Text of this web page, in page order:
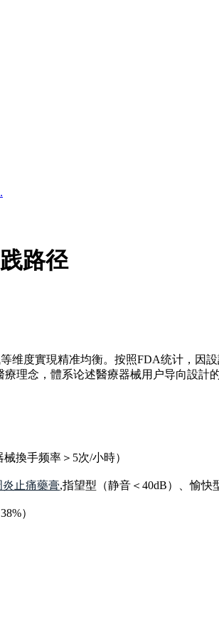
路径
度實現精准均衡。按照FDA统计，因
理念，體系论述醫療器械用户导向設計
換手频率＞5次/小時）
炎止痛藥膏,指望型（静音＜40dB）、愉快
）